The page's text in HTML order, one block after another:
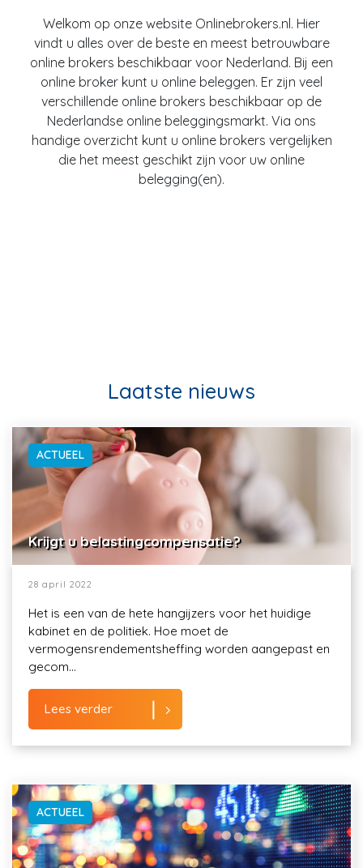
Welkom op onze website Onlinebrokers.nl. Hier
vindt u alles over de beste en meest betrouwbare
online brokers beschikbaar voor Nederland. Bij een
online broker kunt u online beleggen. Er zijn veel
verschillende online brokers beschikbaar op de
Nederlandse online beleggingsmarkt. Via ons
handige overzicht kunt u online brokers vergelijken
die het meest geschikt zijn voor uw online
belegging(en).
Laatste nieuws
ACTUEEL
Krijgt u belastingcompensatie?
28 april 2022
Het is een van de hete hangijzers voor het huidige
kabinet en de politiek. Hoe moet de
vermogensrendementsheffing worden aangepast en
gecom...
Lees verder
ACTUEEL